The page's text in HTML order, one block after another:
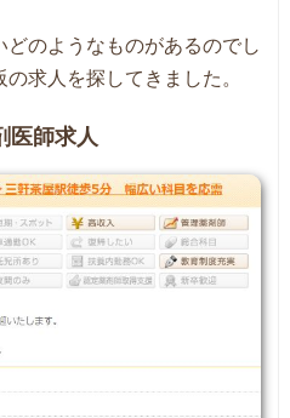
のようなものがあるのでし
求人を探してきました。
医師求人